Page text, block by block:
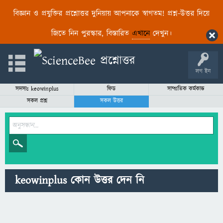
বিজ্ঞান ও প্রযুক্তির প্রশ্নোত্তর দুনিয়ায় আপনাকে স্বাগতম! প্রশ্ন-উত্তর দিয়ে
জিতে নিন পুরস্কার, বিস্তারিত এখানেদেখুন।
লগ ইন
সদস্যঃ keowinplus ফিড
সাম্প্রতিক কর্মকান্ড
সকল প্রশ্ন
সকল উত্তর
keowinplus কোন উত্তর দেন নি